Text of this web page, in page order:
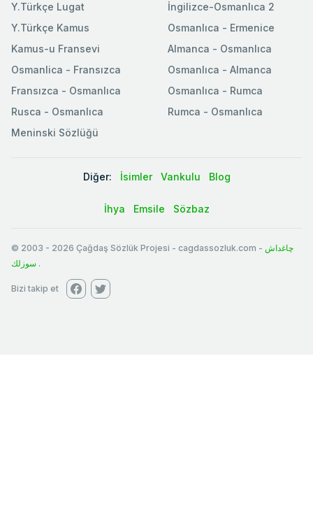
Y.Türkçe Lugat
Y.Türkçe Kamus
İngilizce-Osmanlıca 2
Osmanlıca - Ermenice
Kamus-u Fransevi
Osmanlica - Fransızca
Fransızca - Osmanlıca
Rusca - Osmanlıca
Meninski Sözlüğü
Almanca - Osmanlıca
Osmanlıca - Almanca
Osmanlıca - Rumca
Rumca - Osmanlıca
Diğer: İsimler Vankulu Blog
İhya Emsile Sözbaz
© 2003 - 2026 Çağdaş Sözlük Projesi - cagdassozluk.com - چاغداش
سوزلك .
Bizi takip et